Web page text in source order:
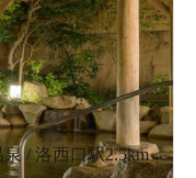
/ 洛西口駅2.5km